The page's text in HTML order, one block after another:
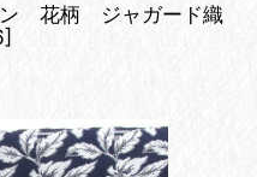
花柄 ジャガード織
]